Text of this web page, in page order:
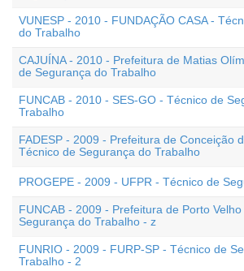
VUNESP - 2010 - FUNDAÇÃO CASA -
do Trabalho
CAJUÍNA - 2010 - Prefeitura de Matias
de Segurança do Trabalho
FUNCAB - 2010 - SES-GO - Técnico de
Trabalho
FADESP - 2009 - Prefeitura de Conceição
Técnico de Segurança do Trabalho
PROGEPE - 2009 - UFPR - Técnico de
FUNCAB - 2009 - Prefeitura de Porto
Segurança do Trabalho - z
FUNRIO - 2009 - FURP-SP - Técnico de
Trabalho - 2